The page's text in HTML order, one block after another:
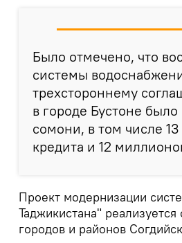
Было отмечено, что
системы
трехстороннему
в городе Бустоне
сомони, в том числе
кредита и 12
Проект модернизации
Таджикистана"
городов и районов